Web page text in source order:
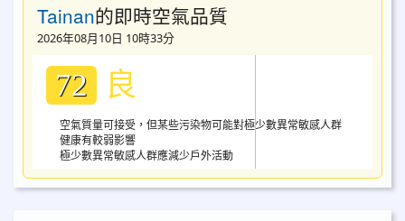
Tainan的即時空氣品質
2026年08月10日 10時33分
72 良
空氣質量可接受，但某些污染物可能對極少數異常敏感人群
健康有較弱影響
極少數異常敏感人群應減少戶外活動